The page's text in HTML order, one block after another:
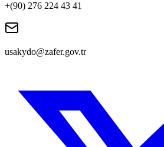
+(90) 276 224 43 41
usakydo@zafer.gov.tr